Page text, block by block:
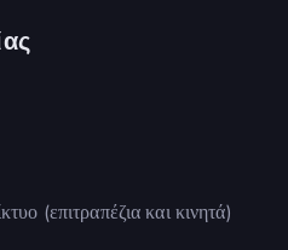
(επιτραπέζια και κινητά)